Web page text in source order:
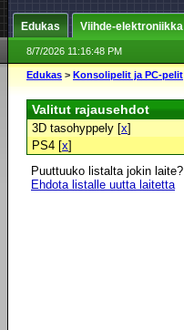
Edukas Viihde-elektroniikka
8/7/2026 11:16:48 PM
Edukas > Konsolipelit ja PC-pelit
Valitut rajausehdot
3D tasohyppely [x]
PS4 [x]
Puuttuuko listalta jokin laite?
Ehdota listalle uutta laitetta